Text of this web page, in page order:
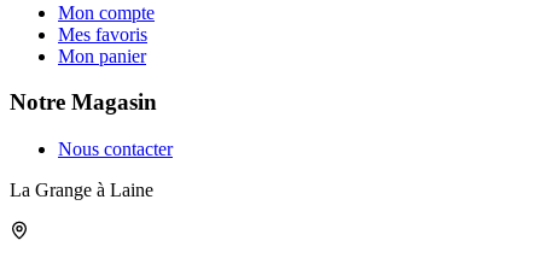
Mon compte
Mes favoris
Mon panier
Notre Magasin
Nous contacter
La Grange à Laine